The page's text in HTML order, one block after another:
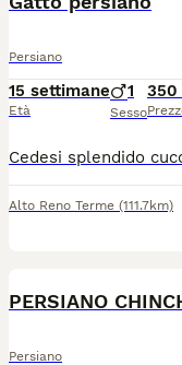
Persiano
15 settimane
Età
1
Sesso
350
Alto Reno Terme (111.7km)
PERSIANO
Persiano